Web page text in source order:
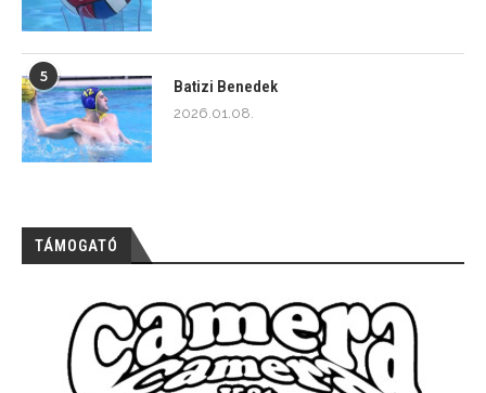
5
Batizi Benedek
2026.01.08.
TÁMOGATÓ